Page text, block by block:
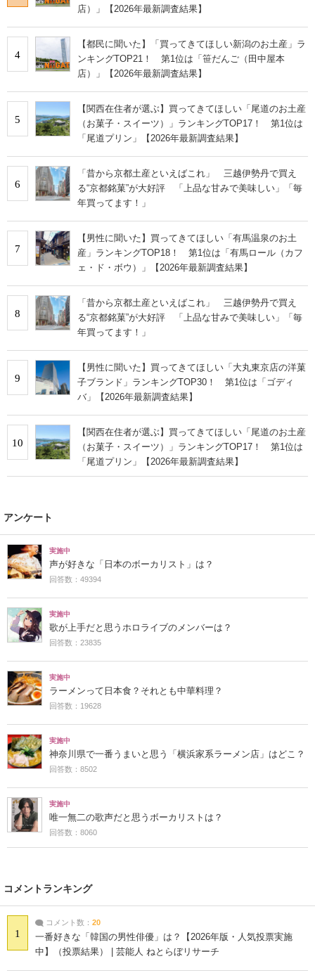
店）」【2026年最新調査結果】
4
【都民に聞いた】「買ってきてほしい新潟のお土産」ラ
ンキングTOP21！ 第1位は「笹だんご（田中屋本
店）」【2026年最新調査結果】
5
【関西在住者が選ぶ】買ってきてほしい「尾道のお土産
（お菓子・スイーツ）」ランキングTOP17！ 第1位は
「尾道プリン」【2026年最新調査結果】
6
「昔から京都土産といえばこれ」 三越伊勢丹で買え
る“京都銘菓”が大好評 「上品な甘みで美味しい」「毎
年買ってます！」
7
【男性に聞いた】買ってきてほしい「有馬温泉のお土
産」ランキングTOP18！ 第1位は「有馬ロール（カフ
ェ・ド・ボウ）」【2026年最新調査結果】
8
「昔から京都土産といえばこれ」 三越伊勢丹で買え
る“京都銘菓”が大好評 「上品な甘みで美味しい」「毎
年買ってます！」
9
【男性に聞いた】買ってきてほしい「大丸東京店の洋菓
子ブランド」ランキングTOP30！ 第1位は「ゴディ
バ」【2026年最新調査結果】
10
【関西在住者が選ぶ】買ってきてほしい「尾道のお土産
（お菓子・スイーツ）」ランキングTOP17！ 第1位は
「尾道プリン」【2026年最新調査結果】
アンケート
実施中
声が好きな「日本のボーカリスト」は？
回答数：49394
実施中
歌が上手だと思うホロライブのメンバーは？
回答数：23835
実施中
ラーメンって日本食？それとも中華料理？
回答数：19628
実施中
神奈川県で一番うまいと思う「横浜家系ラーメン店」はどこ？
回答数：8502
実施中
唯一無二の歌声だと思うボーカリストは？
回答数：8060
コメントランキング
1
コメント数： 20
一番好きな「韓国の男性俳優」は？【2026年版・人気投票実施
中】（投票結果） | 芸能人 ねとらぼリサーチ